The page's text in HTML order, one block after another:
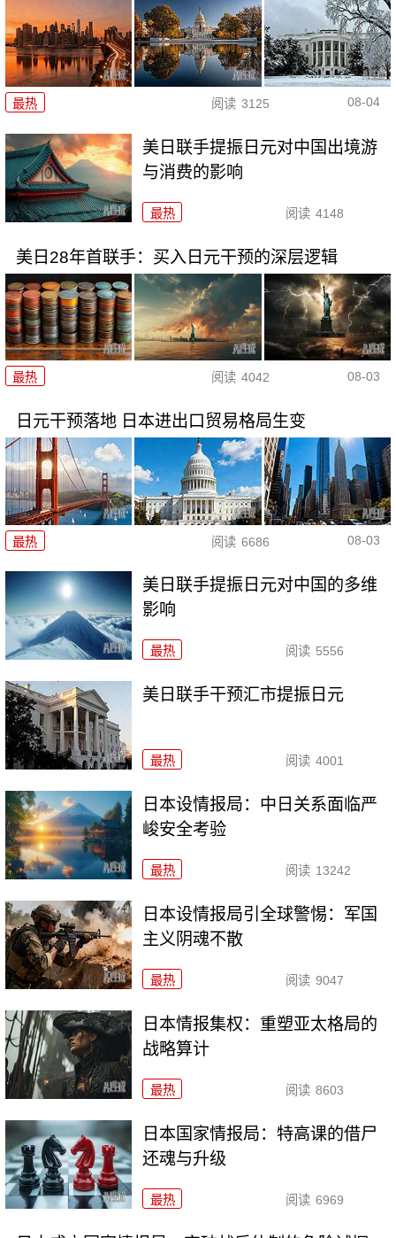
最热 阅读 3125 08-04
美日联手提振日元对中国出境游
与消费的影响
最热 阅读 4148
美日28年首联手：买入日元干预的深层逻辑
最热 阅读 4042 08-03
日元干预落地 日本进出口贸易格局生变
最热 阅读 6686 08-03
美日联手提振日元对中国的多维
影响
最热 阅读 5556
美日联手干预汇市提振日元
最热 阅读 4001
日本设情报局：中日关系面临严
峻安全考验
最热 阅读 13242
日本设情报局引全球警惕：军国
主义阴魂不散
最热 阅读 9047
日本情报集权：重塑亚太格局的
战略算计
最热 阅读 8603
日本国家情报局：特高课的借尸
还魂与升级
最热 阅读 6969